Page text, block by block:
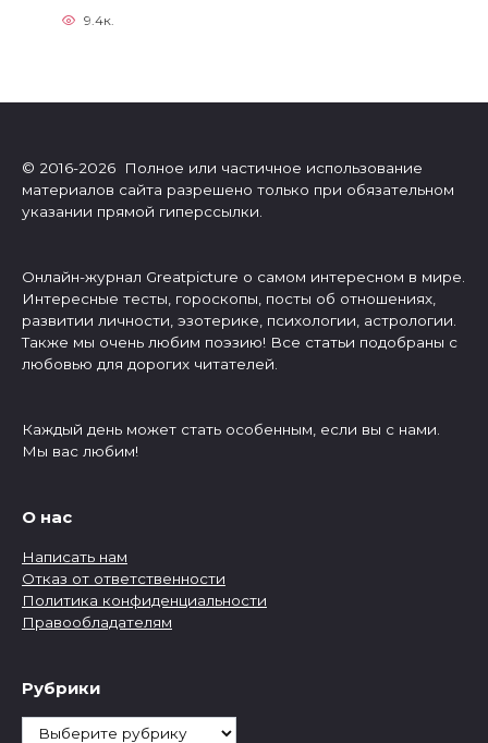
9.4к.
© 2016-2026 Полное или частичное использование
материалов сайта разрешено только при обязательном
указании прямой гиперссылки.
Онлайн-журнал Greatpicture о самом интересном в мире.
Интересные тесты, гороскопы, посты об отношениях,
развитии личности, эзотерике, психологии, астрологии.
Также мы очень любим поэзию! Все статьи подобраны с
любовью для дорогих читателей.
Каждый день может стать особенным, если вы с нами.
Мы вас любим!
О нас
Написать нам
Отказ от ответственности
Политика конфиденциальности
Правообладателям
Рубрики
Рубрики